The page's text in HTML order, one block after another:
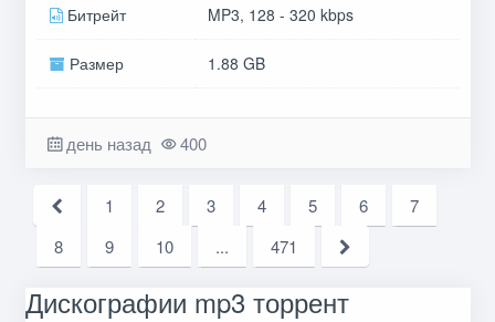
Битрейт MP3, 128 - 320 kbps
Размер 1.88 GB
день назад 400
1 2 3 4 5 6
7
8
9 10 ... 471
Дискографии mp3 торрент